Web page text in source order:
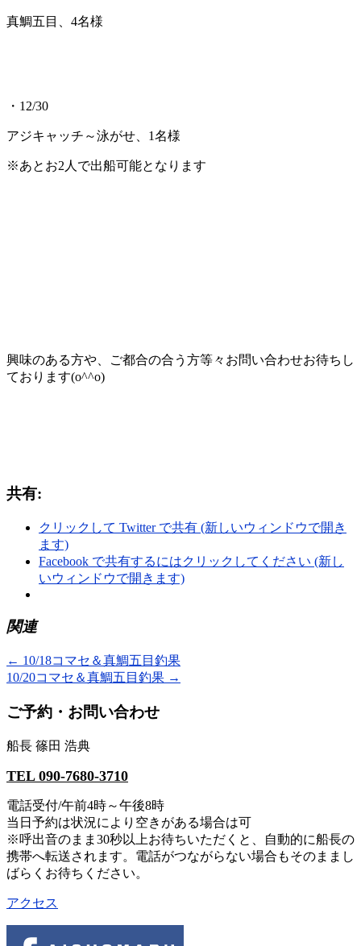
真鯛五目、4名様
・12/30
アジキャッチ～泳がせ、1名様
※あとお2人で出船可能となります
興味のある方や、ご都合の合う方等々お問い合わせお待ちし
ております(o^^o)
共有:
クリックして Twitter で共有 (新しいウィンドウで開き
ます)
Facebook で共有するにはクリックしてください (新し
いウィンドウで開きます)
関連
← 10/18コマセ＆真鯛五目釣果
10/20コマセ＆真鯛五目釣果 →
ご予約・お問い合わせ
船長 篠田 浩典
TEL 090-7680-3710
電話受付/午前4時～午後8時
当日予約は状況により空きがある場合は可
※呼出音のまま30秒以上お待ちいただくと、自動的に船長の
携帯へ転送されます。電話がつながらない場合もそのままし
ばらくお待ちください。
アクセス